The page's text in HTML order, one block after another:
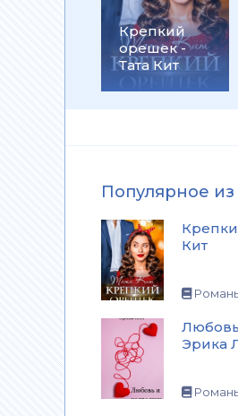
Крепкий
орешек -
Тата Кит
Популярное
Кит
Эрика
Джиллиан